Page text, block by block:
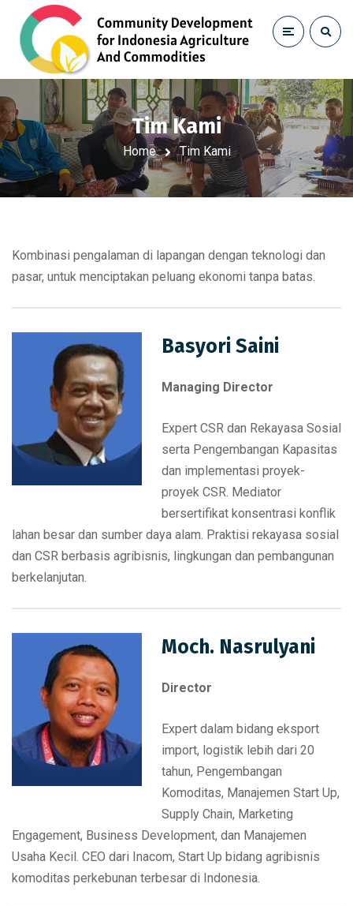
Tim Kami
Home Tim Kami
Kombinasi pengalaman di lapangan dengan teknologi dan
pasar, untuk menciptakan peluang ekonomi tanpa batas.
Basyori Saini
Managing Director
Expert CSR dan Rekayasa Sosial
serta Pengembangan Kapasitas
dan implementasi proyek-
proyek CSR. Mediator
bersertifikat konsentrasi konflik
lahan besar dan sumber daya alam. Praktisi rekayasa sosial
dan CSR berbasis agribisnis, lingkungan dan pembangunan
berkelanjutan.
Moch. Nasrulyani
Director
Expert dalam bidang eksport
import, logistik lebih dari 20
tahun, Pengembangan
Komoditas, Manajemen Start Up,
Supply Chain, Marketing
Engagement, Business Development, dan Manajemen
Usaha Kecil. CEO dari Inacom, Start Up bidang agribisnis
komoditas perkebunan terbesar di Indonesia.